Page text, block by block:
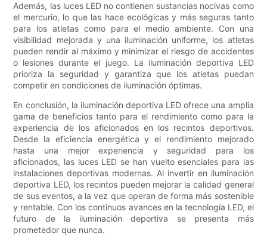
Además, las luces LED no contienen sustancias nocivas como
el mercurio, lo que las hace ecológicas y más seguras tanto
para los atletas como para el medio ambiente. Con una
visibilidad mejorada y una iluminación uniforme, los atletas
pueden rendir al máximo y minimizar el riesgo de accidentes
o lesiones durante el juego. La iluminación deportiva LED
prioriza la seguridad y garantiza que los atletas puedan
competir en condiciones de iluminación óptimas.
En conclusión, la iluminación deportiva LED ofrece una amplia
gama de beneficios tanto para el rendimiento como para la
experiencia de los aficionados en los recintos deportivos.
Desde la eficiencia energética y el rendimiento mejorado
hasta una mejor experiencia y seguridad para los
aficionados, las luces LED se han vuelto esenciales para las
instalaciones deportivas modernas. Al invertir en iluminación
deportiva LED, los recintos pueden mejorar la calidad general
de sus eventos, a la vez que operan de forma más sostenible
y rentable. Con los continuos avances en la tecnología LED, el
futuro de la iluminación deportiva se presenta más
prometedor que nunca.